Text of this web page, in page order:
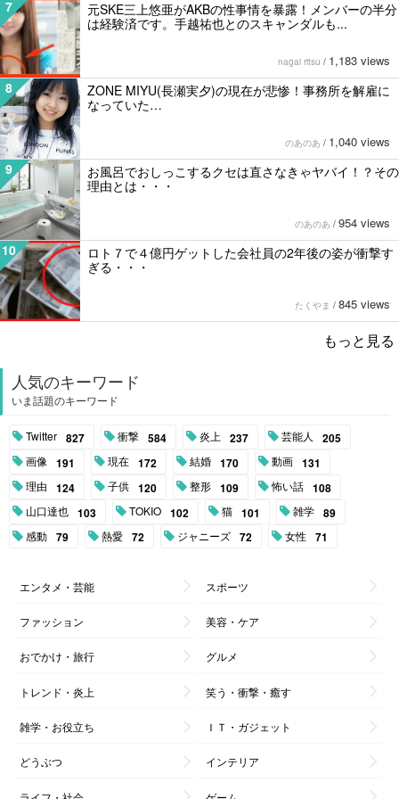
7
元SKE三上悠亜がAKBの性事情を暴露！メンバーの半分
は経験済です。手越祐也とのスキャンダルも...
nagai ritsu / 1,183 views
8
ZONE MIYU(長瀬実夕)の現在が悲惨！事務所を解雇に
なっていた…
のあのあ / 1,040 views
9
お風呂でおしっこするクセは直さなきゃヤバイ！？その
理由とは・・・
のあのあ / 954 views
10
ロト７で４億円ゲットした会社員の2年後の姿が衝撃す
ぎる・・・
たくやま / 845 views
もっと見る
人気のキーワード
いま話題のキーワード
Twitter 827 衝撃 584 炎上 237 芸能人 205
画像 191 現在 172 結婚 170 動画 131
理由 124 子供 120 整形 109 怖い話 108
山口達也 103 TOKIO 102 猫 101 雑学 89
感動 79 熱愛 72 ジャニーズ 72 女性 71
エンタメ・芸能 スポーツ
ファッション 美容・ケア
おでかけ・旅行 グルメ
トレンド・炎上 笑う・衝撃・癒す
雑学・お役立ち ＩＴ・ガジェット
どうぶつ インテリア